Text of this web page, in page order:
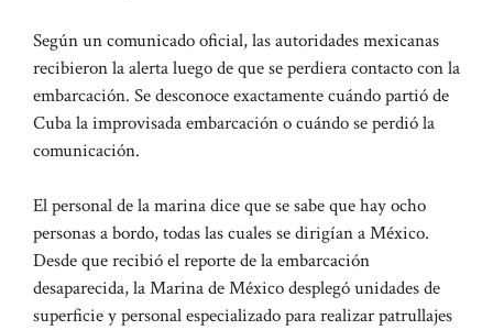
Según un comunicado oficial, las autoridades mexicanas
recibieron la alerta luego de que se perdiera contacto con la
embarcación. Se desconoce exactamente cuándo partió de
Cuba la improvisada embarcación o cuándo se perdió la
comunicación.
El personal de la marina dice que se sabe que hay ocho
personas a bordo, todas las cuales se dirigían a México.
Desde que recibió el reporte de la embarcación
desaparecida, la Marina de México desplegó unidades de
superficie y personal especializado para realizar patrullajes